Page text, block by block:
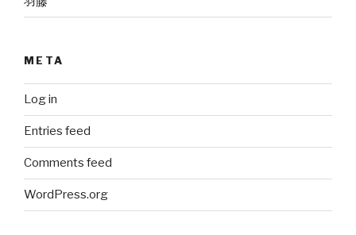
META
Log in
Entries feed
Comments feed
WordPress.org